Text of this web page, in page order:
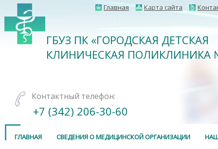
Главная Карта сайта
ГБУЗ ПК «ГОРОДСКАЯ ДЕТСКАЯ
КЛИНИЧЕСКАЯ ПОЛИКЛИНИКА
Контактный телефон:
+7 (342) 206-30-60
ГЛАВНАЯ СВЕДЕНИЯ О МЕДИЦИНСКОЙ ОРГАНИЗАЦИИ